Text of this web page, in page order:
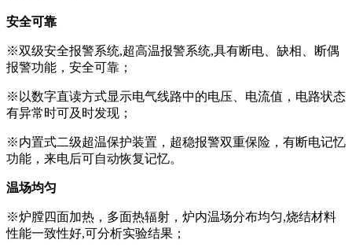
安全可靠
※双级安全报警系统,超高温报警系统,具有断电、缺相、断偶
报警功能，安全可靠；
※以数字直读方式显示电气线路中的电压、电流值，电路状态
有异常时可及时发现；
※内置式二级超温保护装置，超稳报警双重保险，有断电记忆
功能，来电后可自动恢复记忆。
温场均匀
※炉膛四面加热，多面热辐射，炉内温场分布均匀,烧结材料
性能一致性好,可分析实验结果；